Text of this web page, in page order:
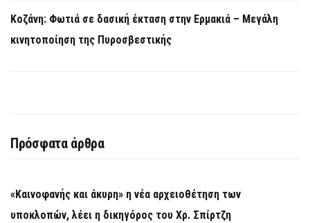
Κοζάνη: Φωτιά σε δασική έκταση στην Ερμακιά – Μεγάλη
κινητοποίηση της Πυροσβεστικής
Πρόσφατα άρθρα
«Καινοφανής και άκυρη» η νέα αρχειοθέτηση των
υποκλοπών, λέει η δικηγόρος του Χρ. Σπίρτζη